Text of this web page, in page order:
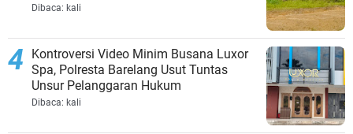
Dibaca: kali
Kontroversi Video Minim Busana Luxor
Spa, Polresta Barelang Usut Tuntas
Unsur Pelanggaran Hukum
Dibaca: kali